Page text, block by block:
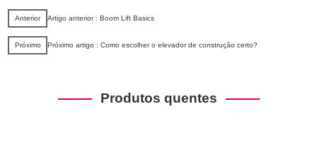
Anterior Artigo anterior : Boom Lift Basics
Próximo Próximo artigo : Como escolher o elevador de construção certo?
Produtos quentes